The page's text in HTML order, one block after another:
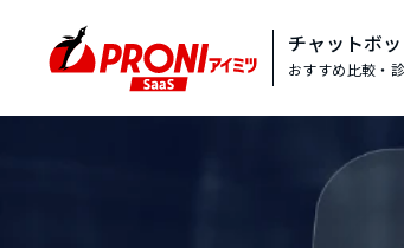
チャットボ
おすすめ比較・